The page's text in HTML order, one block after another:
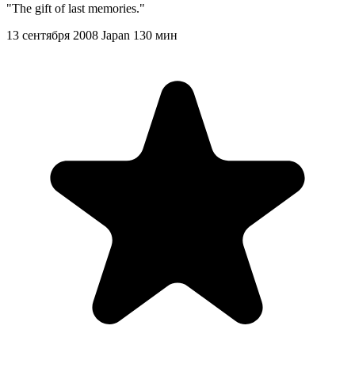
"The gift of last memories."
13 сентября 2008 Japan 130 мин